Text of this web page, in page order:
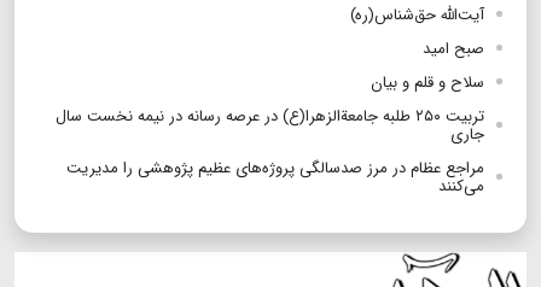
آیت‌الله حق‌شناس(ره)
صبح امید
سلاح و قلم و بیان
تربیت ۲۵۰ طلبه جامعةالزهرا(ع) در عرصه رسانه در نیمه نخست سال
جاری
مراجع عظام در مرز صدسالگی پروژه‌های عظیم پژوهشی را مدیریت
می‌کنند